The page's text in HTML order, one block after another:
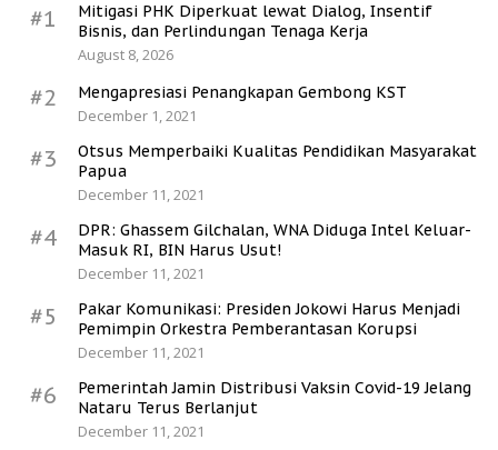
#1
Mitigasi PHK Diperkuat lewat Dialog, Insentif
Bisnis, dan Perlindungan Tenaga Kerja
August 8, 2026
#2
Mengapresiasi Penangkapan Gembong KST
December 1, 2021
#3
Otsus Memperbaiki Kualitas Pendidikan Masyarakat
Papua
December 11, 2021
#4
DPR: Ghassem Gilchalan, WNA Diduga Intel Keluar-
Masuk RI, BIN Harus Usut!
December 11, 2021
#5
Pakar Komunikasi: Presiden Jokowi Harus Menjadi
Pemimpin Orkestra Pemberantasan Korupsi
December 11, 2021
#6
Pemerintah Jamin Distribusi Vaksin Covid-19 Jelang
Nataru Terus Berlanjut
December 11, 2021